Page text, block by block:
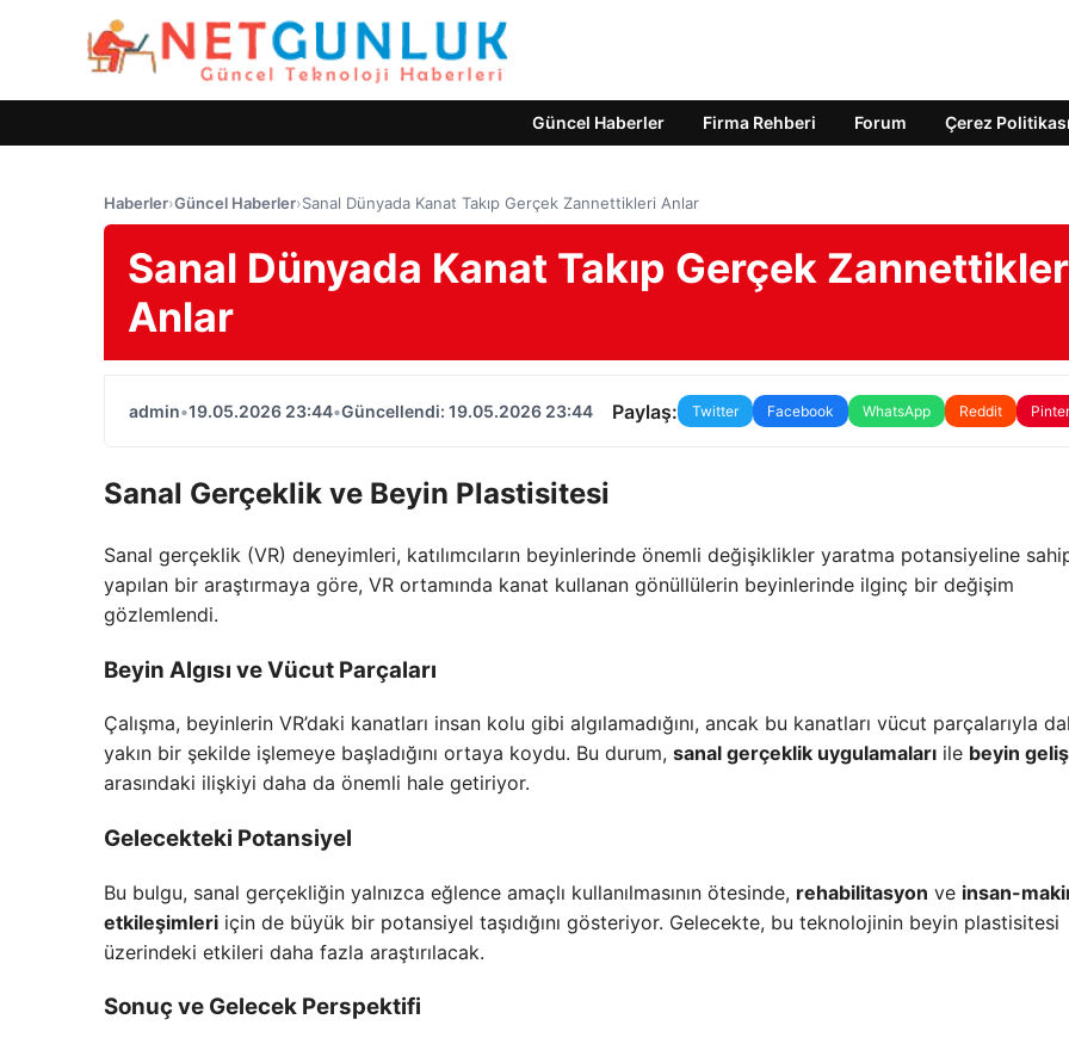
Güncel Haberler Firma Rehberi Forum Çerez Politikası
Haberler›Güncel Haberler›Sanal Dünyada Kanat Takıp Gerçek Zannettikleri Anlar
Sanal Dünyada Kanat Takıp Gerçek
Anlar
admin•19.05.2026 23:44•Güncellendi: 19.05.2026 23:44 Paylaş: Twitter Facebook WhatsApp Reddit
Sanal Gerçeklik ve Beyin Plastisitesi
Sanal gerçeklik (VR) deneyimleri, katılımcıların beyinlerinde önemli değişiklikler yaratma potansiyeline
yapılan bir araştırmaya göre, VR ortamında kanat kullanan gönüllülerin beyinlerinde ilginç bir değişim
gözlemlendi.
Beyin Algısı ve Vücut Parçaları
Çalışma, beyinlerin VR’daki kanatları insan kolu gibi algılamadığını, ancak bu kanatları vücut parçalarıyla
yakın bir şekilde işlemeye başladığını ortaya koydu. Bu durum, sanal gerçeklik uygulamaları ile beyin
arasındaki ilişkiyi daha da önemli hale getiriyor.
Gelecekteki Potansiyel
Bu bulgu, sanal gerçekliğin yalnızca eğlence amaçlı kullanılmasının ötesinde, rehabilitasyon ve insan-
etkileşimleri için de büyük bir potansiyel taşıdığını gösteriyor. Gelecekte, bu teknolojinin beyin plastisitesi
üzerindeki etkileri daha fazla araştırılacak.
Sonuç ve Gelecek Perspektifi